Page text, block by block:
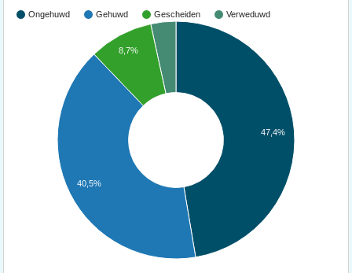
Ongehuwd Gehuwd Gescheiden Verweduwd
47,4%
8,7%
40,5%